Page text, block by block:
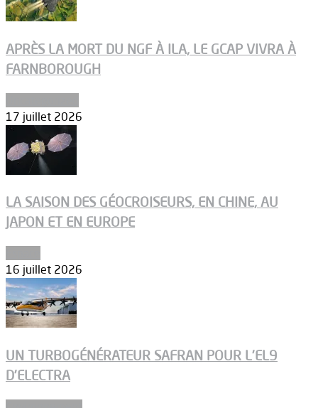
APRÈS LA MORT DU NGF À ILA, LE GCAP VIVRA À
FARNBOROUGH
17 juillet 2026
LA SAISON DES GÉOCROISEURS, EN CHINE, AU
JAPON ET EN EUROPE
16 juillet 2026
UN TURBOGÉNÉRATEUR SAFRAN POUR L’EL9
D’ELECTRA